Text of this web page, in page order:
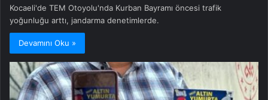
Kocaeli'de TEM Otoyolu'nda Kurban Bayramı öncesi trafik
yoğunluğu arttı, jandarma denetimlerde.
Devamını Oku »